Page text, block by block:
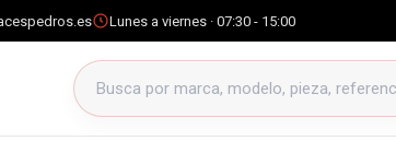
Lunes a viernes · 07:30 - 15:00
Buscar productos